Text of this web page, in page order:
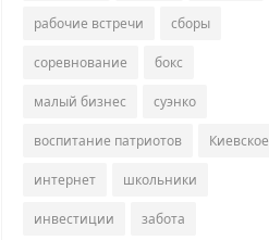
рабочие встречи сборы
соревнование бокс
малый бизнес суэнко
воспитание патриотов Киевское
интернет школьники
инвестиции забота